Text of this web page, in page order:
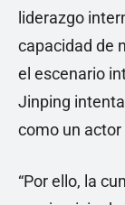
liderazgo
capacidad de
el escenario
Jinping
como un
“Por ello, la